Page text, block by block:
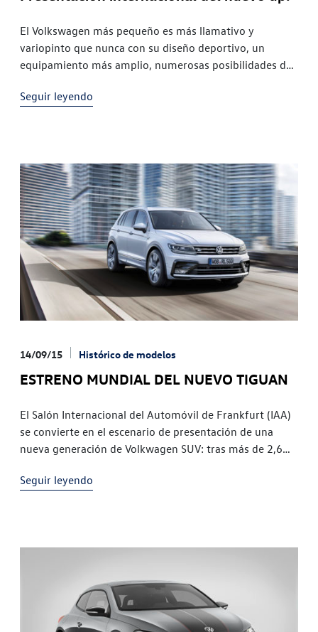
El Volkswagen más pequeño es más llamativo y
variopinto que nunca con su diseño deportivo, un
equipamiento más amplio, numerosas posibilidades de
smartphones. Además, también mejora su rendimiento
Seguir leyendo
14/09/15 Histórico de modelos
ESTRENO MUNDIAL DEL NUEVO TIGUAN
El Salón Internacional del Automóvil de Frankfurt (IAA)
se convierte en el escenario de presentación de una
nueva generación de Volkwagen SUV: tras más de 2,6
fabricante de automóviles alemán presenta el nuevo
Seguir leyendo